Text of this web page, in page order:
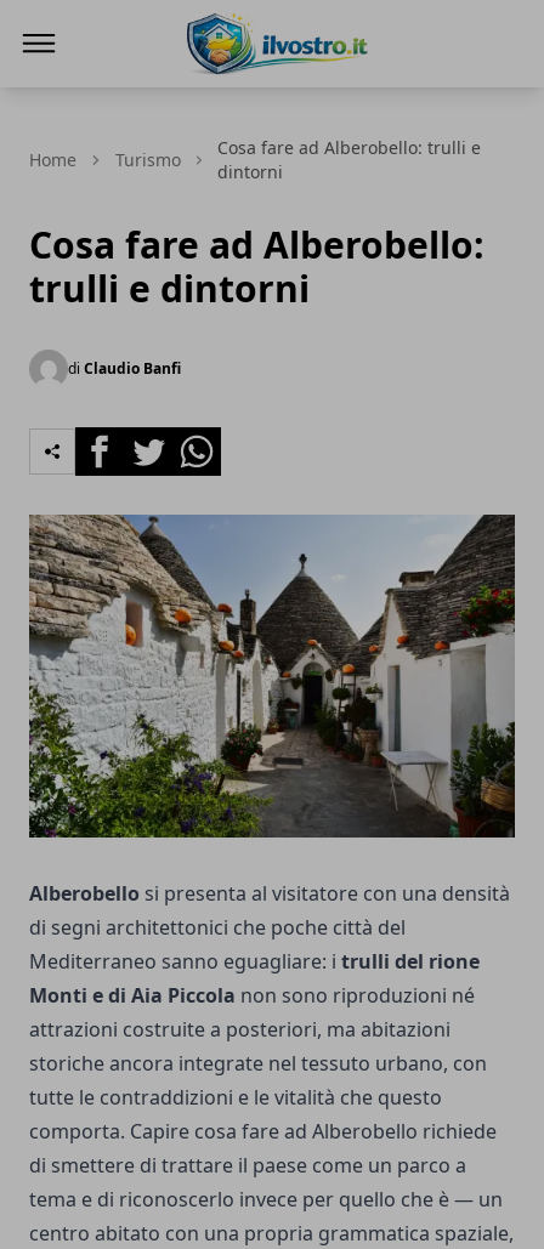
Home Turismo
Cosa fare ad Alberobello: trulli e
dintorni
Cosa fare ad Alberobello:
trulli e dintorni
di Claudio Banfi
FacebookTwitterWhatsapp
Alberobello si presenta al visitatore con una densità
di segni architettonici che poche città del
Mediterraneo sanno eguagliare: i trulli del rione
Monti e di Aia Piccola non sono riproduzioni né
attrazioni costruite a posteriori, ma abitazioni
storiche ancora integrate nel tessuto urbano, con
tutte le contraddizioni e le vitalità che questo
comporta. Capire cosa fare ad Alberobello richiede
di smettere di trattare il paese come un parco a
tema e di riconoscerlo invece per quello che è — un
centro abitato con una propria grammatica spaziale,